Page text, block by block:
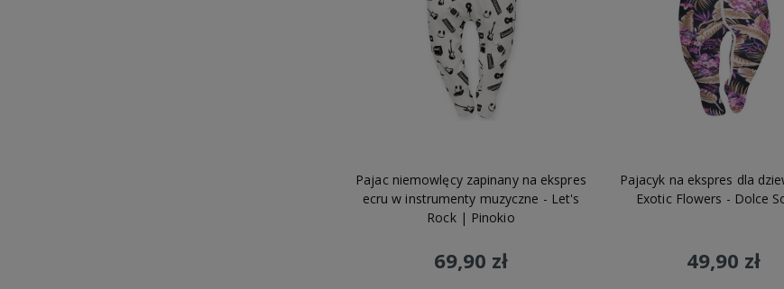
Pajac niemowlęcy zapinany na ekspres
ecru w instrumenty muzyczne - Let's
Rock | Pinokio
69,90 zł
Pajacyk na ekspres dla
Exotic Flowers - Dolce
49,90 zł